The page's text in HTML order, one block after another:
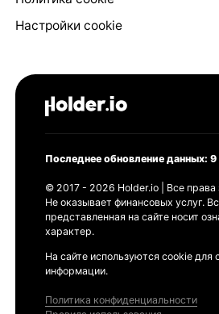
Настройки cookie
Последнее обновление данных:
© 2017 - 2026 Holder.io | Все
Не оказывает финансовых услуг.
представленная на сайте носит
характер.
На сайте используются cookie для
информации.
Политика конфиденциальности